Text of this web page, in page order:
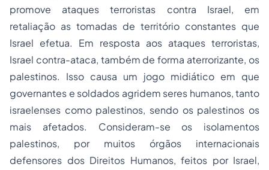
promove ataques terroristas contra Israel, em
retaliação as tomadas de território constantes que
Israel efetua. Em resposta aos ataques terroristas,
Israel contra-ataca, também de forma aterrorizante, os
palestinos. Isso causa um jogo midiático em que
governantes e soldados agridem seres humanos, tanto
israelenses como palestinos, sendo os palestinos os
mais afetados. Consideram-se os isolamentos
palestinos, por muitos órgãos internacionais
defensores dos Direitos Humanos, feitos por Israel,